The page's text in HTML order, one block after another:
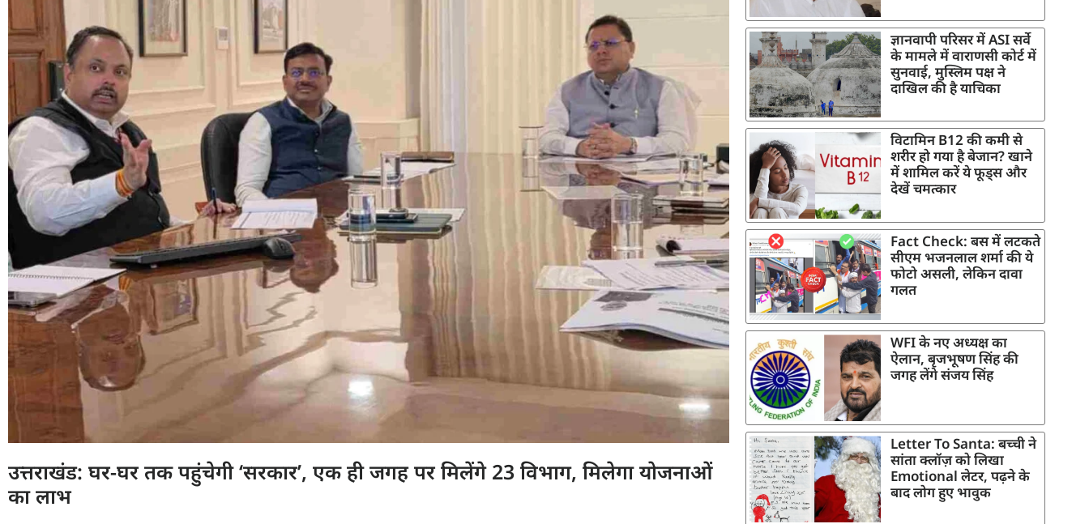
उत्तराखंड: घर-घर तक पहुंचेगी ‘सरकार’, एक ही जगह पर मिलेंगे 23 विभाग, मिलेगा योजनाओं
का लाभ
ज्ञानवापी परिसर में ASI सर्वे
के मामले में वाराणसी कोर्ट में
सुनवाई, मुस्लिम पक्ष ने
दाखिल की है याचिका
विटामिन B12 की कमी से
शरीर हो गया है बेजान? खाने
में शामिल करें ये फूड्स और
देखें चमत्कार
Fact Check: बस में लटकते
सीएम भजनलाल शर्मा की ये
फोटो असली, लेकिन दावा
गलत
WFI के नए अध्यक्ष का
ऐलान, बृजभूषण सिंह की
जगह लेंगे संजय सिंह
Letter To Santa: बच्ची ने
सांता क्लॉज़ को लिखा
Emotional लेटर, पढ़ने के
बाद लोग हुए भावुक